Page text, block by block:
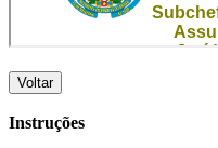
Voltar
Instruções